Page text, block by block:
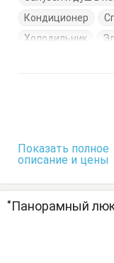
Кондиционер
Холодильник
Журнальный
Показать полное
описание и цены
"Панорамный